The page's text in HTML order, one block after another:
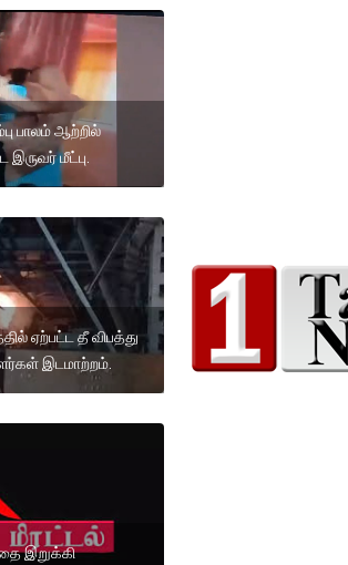
பாலம் ஆற்றில்
மீட்பு.
ஏற்பட்ட தீ விபத்து
இடமாற்றம்.
இறுக்கி